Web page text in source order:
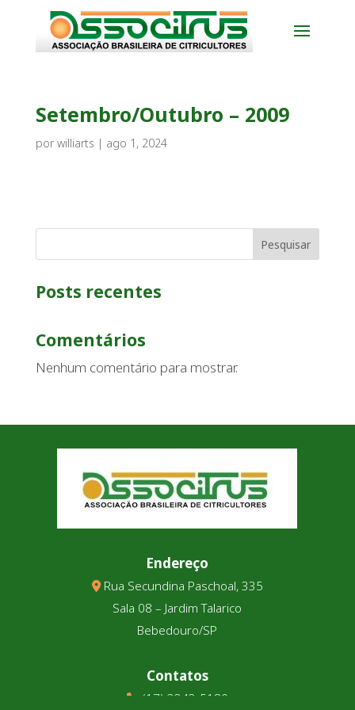
Setembro/Outubro – 2009
por williarts | ago 1, 2024
Pesquisar
Posts recentes
Comentários
Nenhum comentário para mostrar.
Endereço
Rua Secundina Paschoal, 335
Sala 08 – Jardim Talarico
Bebedouro/SP
Contatos
(17) 3343-5180